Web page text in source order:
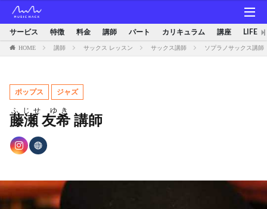
サービス 特徴 料金 講師 パート カリキュラム 講座 LIFE
HOME 講師 サックス レッスン サックス講師 ソプラノサックス講師
ポップス ジャズ
藤瀬 友希
ふじせ ゆき
講師